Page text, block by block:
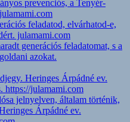
prevenciós, a Tenyér-
feladatod, elvárhatod-e,
julamami.com
generációs feladatomat, s a
azokat.
Heringes Árpádné ev.
https://julamami.com
jelnyelven, általam történik,
Árpádné ev.